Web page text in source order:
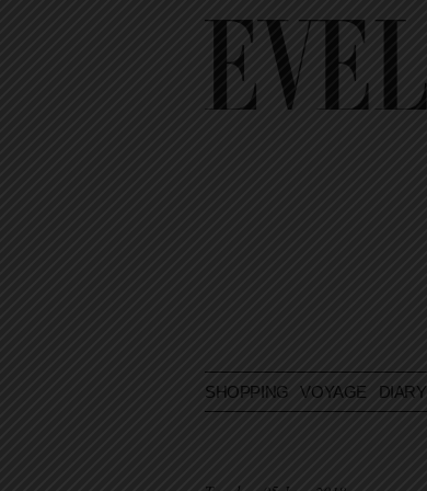
SHOPPING VOYAGE DIARY